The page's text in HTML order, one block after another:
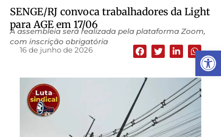
Abrir
SENGE/RJ convoca trabalhadores da Light
para AGE em 17/06
A assembleia será realizada pela plataforma Zoom,
com inscrição obrigatória
16 de junho de 2026